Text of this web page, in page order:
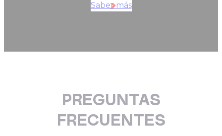
Saber más
PREGUNTAS
FRECUENTES